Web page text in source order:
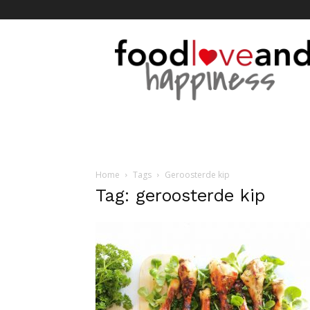
Home Tags Geroosterde kip
Tag: geroosterde kip